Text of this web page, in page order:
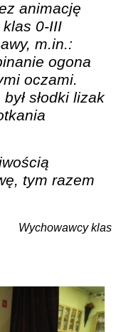
animację
klas 0-III
m.in.:
ogona
oczami.
słodki lizak
tym razem
Wychowawcy klas